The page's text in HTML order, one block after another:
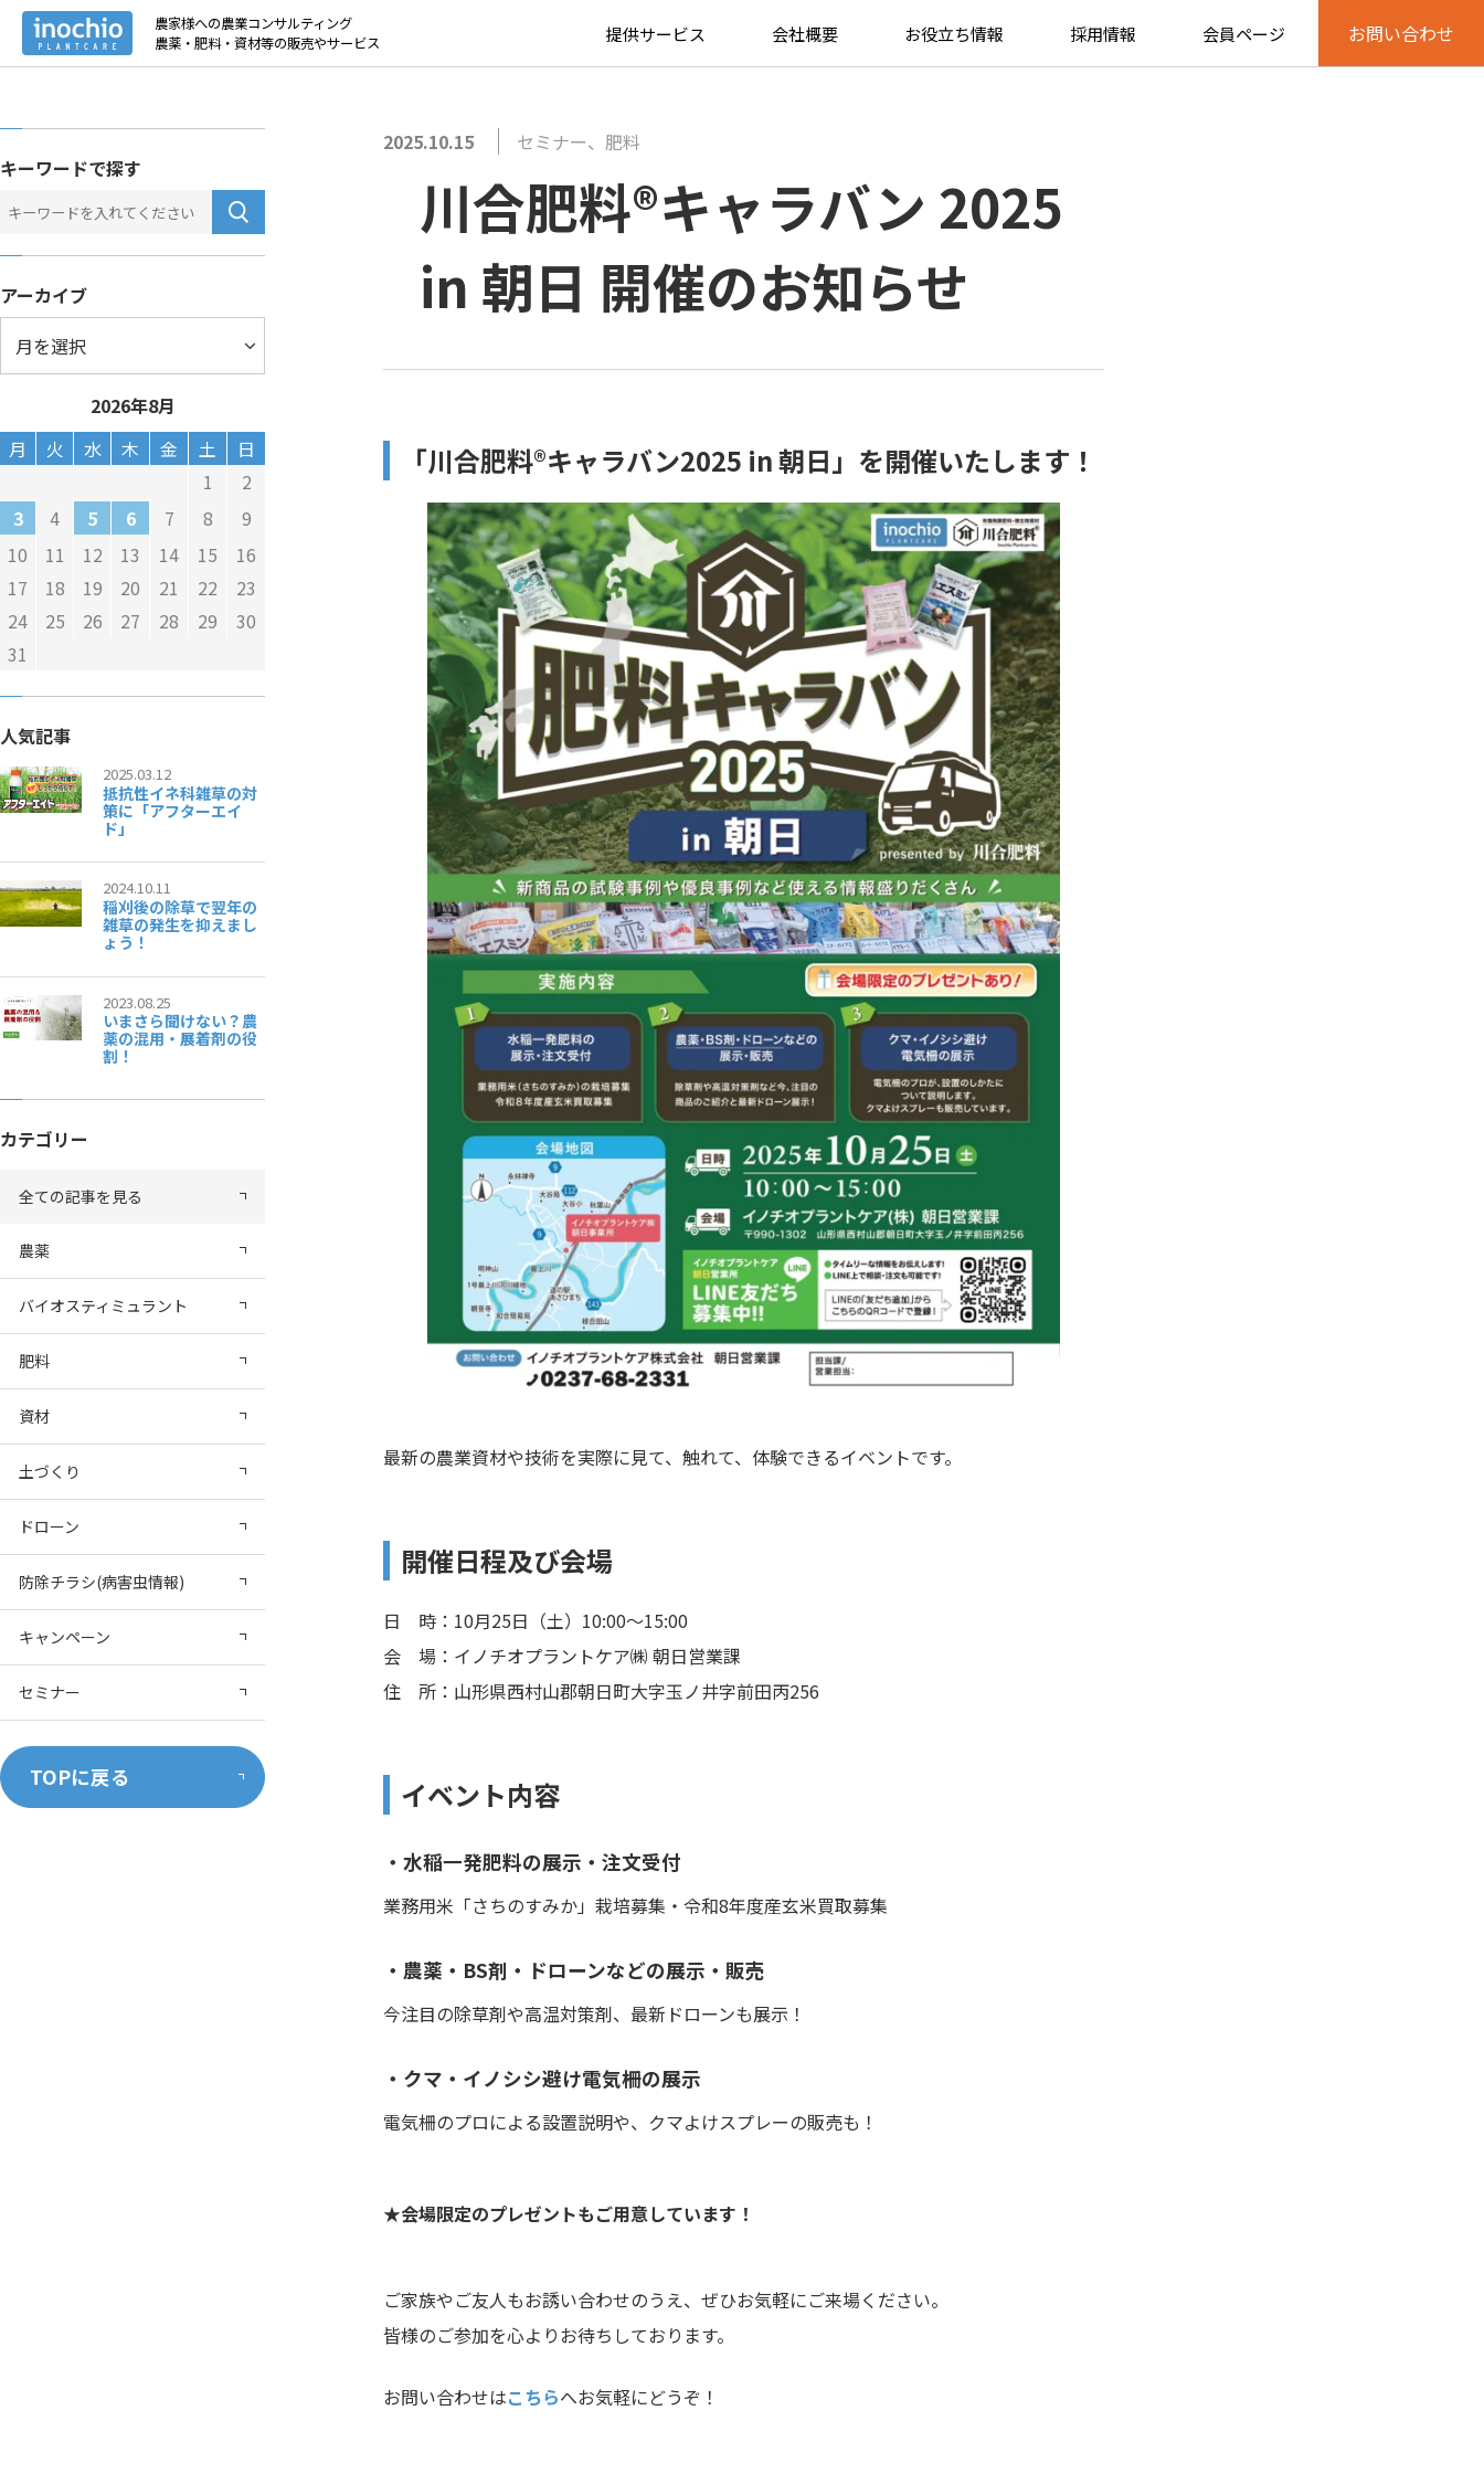
農家様への農業コンサルティング
農薬・肥料・資材等の販売やサービス
提供サービス 会社概要 お役立ち情報 採用情報 会員ページ お問い合わせ
2025.10.15 セミナー、 肥料
川合肥料®キャラバン 2025
in 朝日 開催のお知らせ
「川合肥料®キャラバン2025 in 朝日」を開催いたします！
最新の農業資材や技術を実際に見て、触れて、体験できるイベントです。
開催日程及び会場
日 時：10月25日（土）10:00～15:00
会 場：イノチオプラントケア㈱ 朝日営業課
住 所：山形県西村山郡朝日町大字玉ノ井字前田丙256
イベント内容
・ 水稲一発肥料の展示・注文受付
業務用米「さちのすみか」栽培募集・令和8年度産玄米買取募集
・ 農薬・BS剤・ドローンなどの展示・販売
今注目の除草剤や高温対策剤、最新ドローンも展示！
・ クマ・イノシシ避け電気柵の展示
電気柵のプロによる設置説明や、クマよけスプレーの販売も！
★会場限定のプレゼントもご用意しています！
ご家族やご友人もお誘い合わせのうえ、ぜひお気軽にご来場ください。
皆様のご参加を心よりお待ちしております。
お問い合わせはこちらへお気軽にどうぞ！
キーワードで探す
アーカイブ
2026年8月
月
火 水 木 金 土
日
1
2
3
4 5 6 7 8
9
10
11 12 13 14 15
16
17
18 19 20 21 22
23
24
25 26 27 28 29
30
31
人気記事
2025.03.12
抵抗性イネ科雑草の対
策に「アフターエイ
ド」
2024.10.11
稲刈後の除草で翌年の
雑草の発生を抑えまし
ょう！
2023.08.25
いまさら聞けない？農
薬の混用・展着剤の役
割！
カテゴリー
全ての記事を見る
農薬
バイオスティミュラント
肥料
資材
土づくり
ドローン
防除チラシ(病害虫情報)
キャンペーン
セミナー
TOPに戻る